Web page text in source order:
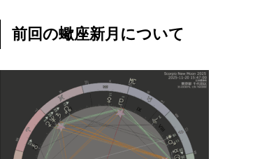
前回の蠍座新月について